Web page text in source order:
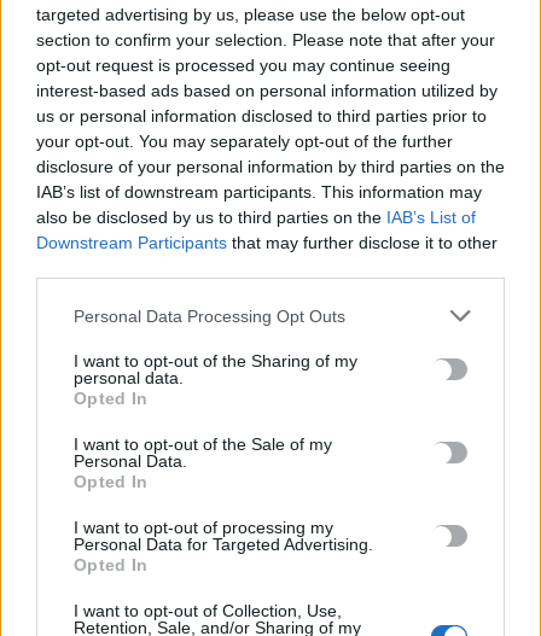
targeted advertising by us, please use the below opt-out
section to confirm your selection. Please note that after your
opt-out request is processed you may continue seeing
interest-based ads based on personal information utilized by
us or personal information disclosed to third parties prior to
your opt-out. You may separately opt-out of the further
disclosure of your personal information by third parties on the
IAB’s list of downstream participants. This information may
also be disclosed by us to third parties on the IAB’s List of
Downstream Participants that may further disclose it to other
Personal Data Processing Opt Outs
I want to opt-out of the Sharing of my
personal data.
Opted In
I want to opt-out of the Sale of my
Personal Data.
Opted In
I want to opt-out of processing my
Personal Data for Targeted Advertising.
Opted In
I want to opt-out of Collection, Use,
Retention, Sale, and/or Sharing of my
«Θεριακλήδες» οι Έλληνες – Πάνω από 1 στους 5 καπνίζει
καθημερινά
7 Αυγούστου, 2026
Σε εξέλιξη οι δηλώσεις Πόθεν Έσχες – Αναλυτικά η
διαδικασία
7 Αυγούστου, 2026
Πότε πληρώνονται οι συντάξεις Σεπτεμβρίου
Ξεκινούν οι ετήσιες Καλοκαιρινές Εκθέσεις του Φεστιβάλ
Κινηματογράφου Χανίων
Ισπανία: Απολιθώματα αποκαλύπτουν ότι οι πρώτοι
Ευρωπαίοι ίσως ασκούσαν κανιβαλισμό
7 Αυγούστου, 2026
Σοκαριστικές αποκαλύψεις του FBI μετά το Μουντιάλ: «Θα